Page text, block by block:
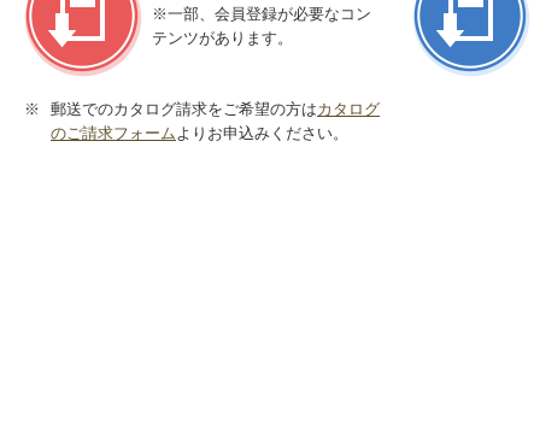
※一部、会員登録が必要なコン
テンツがあります。
※ 郵送でのカタログ請求をご希望の方はカタログ
のご請求フォームよりお申込みください。